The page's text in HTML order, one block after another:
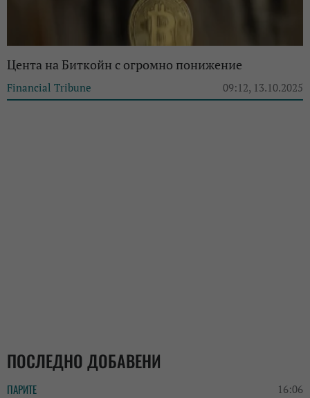
Цента на Биткойн с огромно понижение
Financial Tribune 09:12, 13.10.2025
ПОСЛЕДНО ДОБАВЕНИ
ПАРИТЕ 16:06